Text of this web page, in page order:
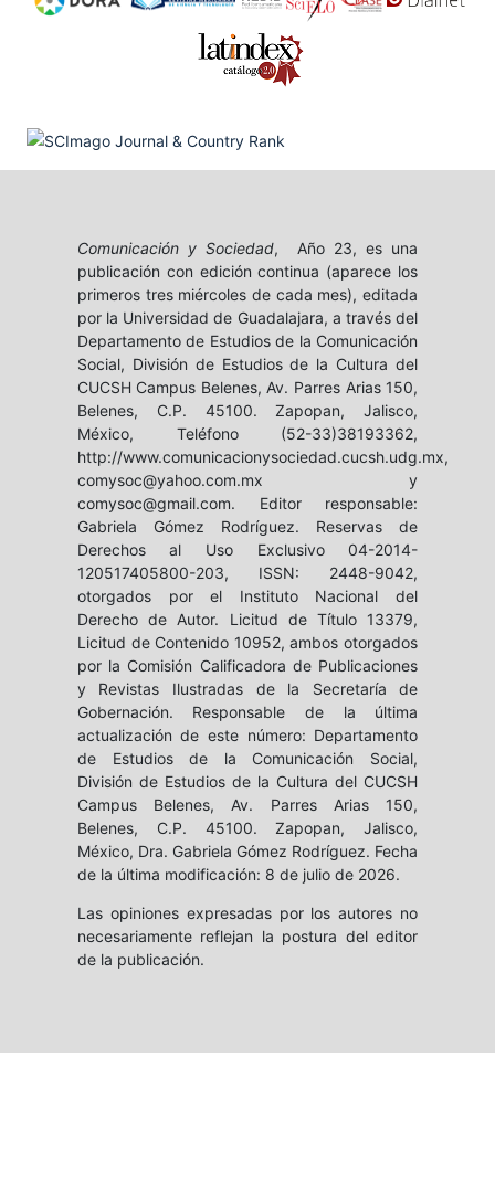
Comunicación y Sociedad, Año 23, es una
publicación con edición continua (aparece los
primeros tres miércoles de cada mes), editada
por la Universidad de Guadalajara, a través del
Departamento de Estudios de la Comunicación
Social, División de Estudios de la Cultura del
CUCSH Campus Belenes, Av. Parres Arias 150,
Belenes, C.P. 45100. Zapopan, Jalisco,
México, Teléfono (52-33)38193362,
http://www.comunicacionysociedad.cucsh.udg.mx,
comysoc@yahoo.com.mx y
comysoc@gmail.com. Editor responsable:
Gabriela Gómez Rodríguez. Reservas de
Derechos al Uso Exclusivo 04-2014-
120517405800-203, ISSN: 2448-9042,
otorgados por el Instituto Nacional del
Derecho de Autor. Licitud de Título 13379,
Licitud de Contenido 10952, ambos otorgados
por la Comisión Calificadora de Publicaciones
y Revistas Ilustradas de la Secretaría de
Gobernación. Responsable de la última
actualización de este número: Departamento
de Estudios de la Comunicación Social,
División de Estudios de la Cultura del CUCSH
Campus Belenes, Av. Parres Arias 150,
Belenes, C.P. 45100. Zapopan, Jalisco,
México, Dra. Gabriela Gómez Rodríguez. Fecha
de la última modificación: 8 de julio de 2026.
Las opiniones expresadas por los autores no
necesariamente reflejan la postura del editor
de la publicación.